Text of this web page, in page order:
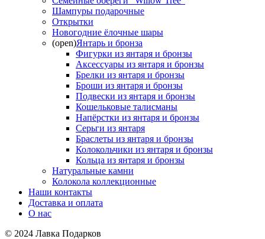
Шампуры подарочные
Открытки
Новогодние ёлочные шары
(open)Янтарь и бронза
Фигурки из янтаря и бронзы
Аксессуары из янтаря и бронзы
Брелки из янтаря и бронзы
Броши из янтаря и бронзы
Подвески из янтаря и бронзы
Кошельковые талисманы
Напёрстки из янтаря и бронзы
Серьги из янтаря
Браслеты из янтаря и бронзы
Колокольчики из янтаря и бронзы
Кольца из янтаря и бронзы
Натуральные камни
Колокола коллекционные
Наши контакты
Доставка и оплата
О нас
© 2024 Лавка Подарков